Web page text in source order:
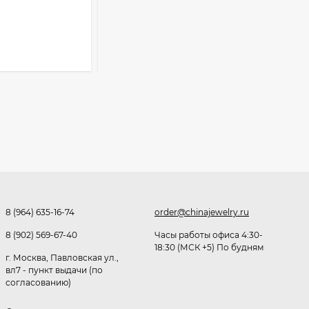
Ободок F21530
8 (964) 635-16-74
8 (902) 569-67-40
г. Москва, Павловская ул.,
вл7 - пункт выдачи (по
согласованию)
order@chinajewelry.ru
Часы работы офиса 4:30-
18:30 (МСК +5) По будням